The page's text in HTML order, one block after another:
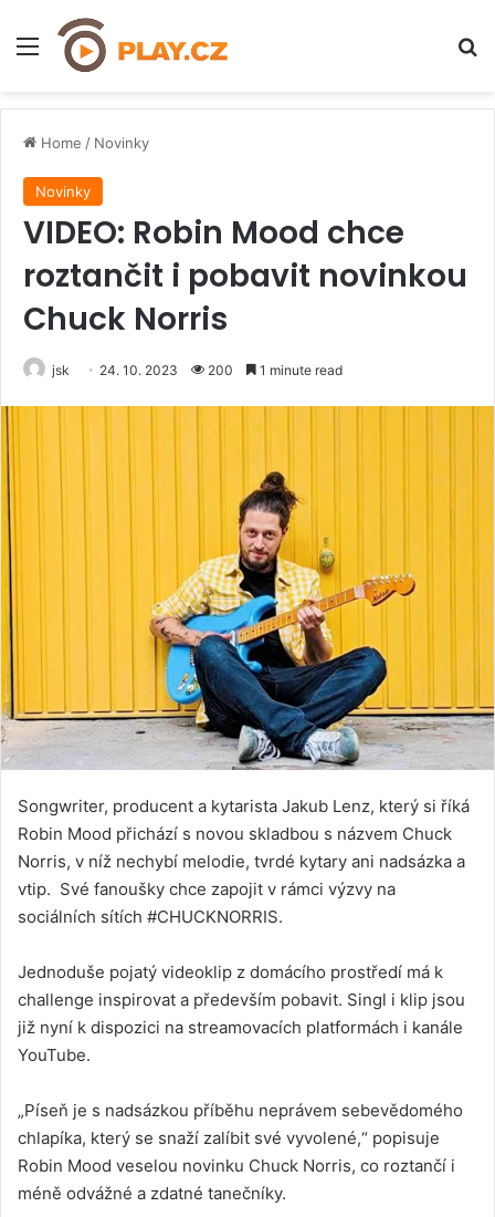
Menu
Home / Novinky
Novinky
VIDEO: Robin Mood chce
roztančit i pobavit novinkou
Chuck Norris
jsk 24. 10. 2023 200 1 minute read
Songwriter, producent a kytarista Jakub Lenz, který si říká
Robin Mood přichází s novou skladbou s názvem Chuck
Norris, v níž nechybí melodie, tvrdé kytary ani nadsázka a
vtip. Své fanoušky chce zapojit v rámci výzvy na
sociálních sítích #CHUCKNORRIS.
Jednoduše pojatý videoklip z domácího prostředí má k
challenge inspirovat a především pobavit. Singl i klip jsou
již nyní k dispozici na streamovacích platformách i kanále
YouTube.
„Píseň je s nadsázkou příběhu neprávem sebevědomého
chlapíka, který se snaží zalíbit své vyvolené,“ popisuje
Robin Mood veselou novinku Chuck Norris, co roztančí i
méně odvážné a zdatné tanečníky.